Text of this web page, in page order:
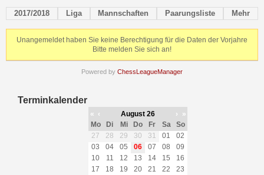
2017/2018 Liga Mannschaften Paarungsliste Mehr
Unangemeldet haben Sie keine Berechtigung für die Daten der Vorjahre
Bitte melden Sie sich an!
Powered by ChessLeagueManager
Terminkalender
« ‹ August 26 ›
»
Mo
Di Mi Do Fr Sa
So
27
28 29 30 31 01
02
03
04 05 06 07 08
09
10
11 12 13 14 15
16
17
18 19 20 21 22
23